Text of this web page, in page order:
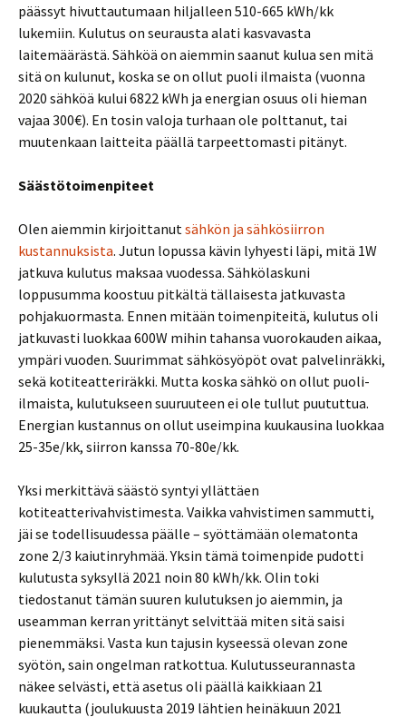
päässyt hivuttautumaan hiljalleen 510-665 kWh/kk
lukemiin. Kulutus on seurausta alati kasvavasta
laitemäärästä. Sähköä on aiemmin saanut kulua sen mitä
sitä on kulunut, koska se on ollut puoli ilmaista (vuonna
2020 sähköä kului 6822 kWh ja energian osuus oli hieman
vajaa 300€). En tosin valoja turhaan ole polttanut, tai
muutenkaan laitteita päällä tarpeettomasti pitänyt.
Säästötoimenpiteet
Olen aiemmin kirjoittanutsähkön ja sähkösiirron
kustannuksista. Jutun lopussa kävin lyhyesti läpi, mitä 1W
jatkuva kulutus maksaa vuodessa. Sähkölaskuni
loppusumma koostuu pitkältä tällaisesta jatkuvasta
pohjakuormasta. Ennen mitään toimenpiteitä, kulutus oli
jatkuvasti luokkaa 600W mihin tahansa vuorokauden aikaa,
ympäri vuoden. Suurimmat sähkösyöpöt ovat palvelinräkki,
sekä kotiteatteriräkki. Mutta koska sähkö on ollut puoli-
ilmaista, kulutukseen suuruuteen ei ole tullut puututtua.
Energian kustannus on ollut useimpina kuukausina luokkaa
25-35e/kk, siirron kanssa 70-80e/kk.
Yksi merkittävä säästö syntyi yllättäen
kotiteatterivahvistimesta. Vaikka vahvistimen sammutti,
jäi se todellisuudessa päälle – syöttämään olematonta
zone 2/3 kaiutinryhmää. Yksin tämä toimenpide pudotti
kulutusta syksyllä 2021 noin 80 kWh/kk. Olin toki
tiedostanut tämän suuren kulutuksen jo aiemmin, ja
useamman kerran yrittänyt selvittää miten sitä saisi
pienemmäksi. Vasta kun tajusin kyseessä olevan zone
syötön, sain ongelman ratkottua. Kulutusseurannasta
näkee selvästi, että asetus oli päällä kaikkiaan 21
kuukautta (joulukuusta 2019 lähtien heinäkuun 2021